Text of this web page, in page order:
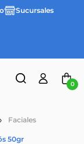
Sucursales
0
Faciales
50gr